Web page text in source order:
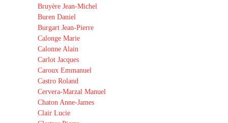
Bruyère Jean-Michel
Buren Daniel
Burgart Jean-Pierre
Calonge Marie
Calonne Alain
Carlot Jacques
Caroux Emmanuel
Castro Roland
Cervera-Marzal Manuel
Chaton Anne-James
Clair Lucie